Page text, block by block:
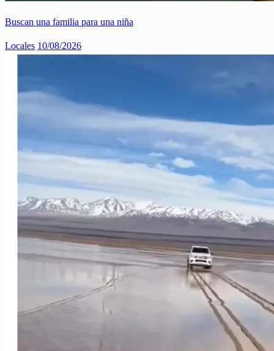
Buscan una familia para una niña
Locales 10/08/2026